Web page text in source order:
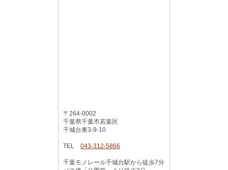
〒264-0002
千葉県千葉市若葉区
千城台東3-9-10
TEL 043-312-5866
千葉モノレール千城台駅から徒歩7分